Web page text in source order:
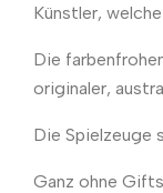
Künstler,
Die
originaler,
Die Spielzeuge
Ganz ohne